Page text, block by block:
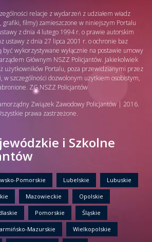
relacje z wydarzeń z udziałem władz
grafiki, filmy) zamieszczone w niniejszym Portalu
z dnia 4 lutego 1994 r. o prawie autorskim
ustawy z dnia 27 lipca 2001 r. o ochronie baz
być wykorzystywane wyłącznie na postawie umowy
Głównym NSZZ Policjantów. Jakiekolwiek
użytkowników Portalu, poza przewidzianymi przez
w szczególności dozwolonym użytkiem osobistym,
ZG NSZZ Policjantów
Związek Zawodowy Policjantów | 2016.
prawa zastrzeżone.
i Szkolne
Pomorskie Lubelskie Lubuskie
Mazowieckie Opolskie
Pomorskie Śląskie
Mazurskie Wielkopolskie